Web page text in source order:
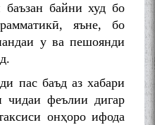
байни худ бо
яъне, бо
у ва пешоянди
пас баъд аз хабари
чидаи феълии дигар
онҳоро ифода